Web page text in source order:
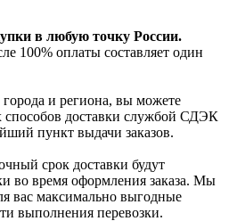
в любую точку России.
100% оплаты составляет один
и региона, вы можете
способов доставки службой СДЭК
пункт выдачи заказов.
срок доставки будут
во время оформления заказа. Мы
вас максимально выгодные
выполнения перевозки.